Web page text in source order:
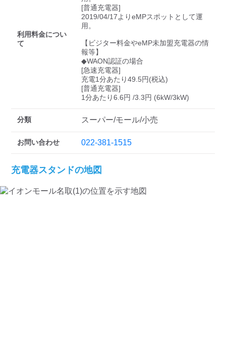
利用料金につい
て
[普通充電器]
2019/04/17よりeMPスポットとして運
用。
【ビジター料金やeMP未加盟充電器の情
報等】
◆WAON認証の場合
[急速充電器]
充電1分あたり49.5円(税込)
[普通充電器]
1分あたり6.6円 /3.3円 (6kW/3kW)
分類 スーパー/モール/小売
お問い合わせ 022-381-1515
充電器スタンドの地図